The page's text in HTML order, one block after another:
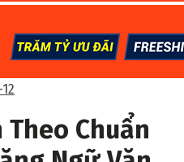
Chuẩn